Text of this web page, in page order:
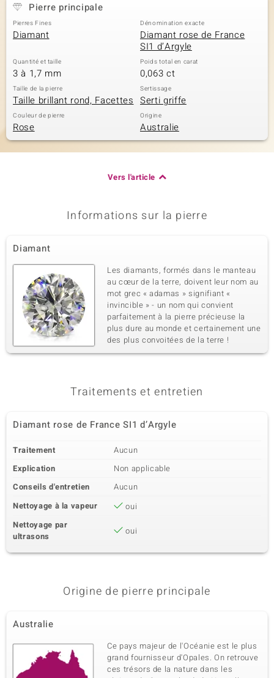
Pierre principale
Pierres Fines
Diamant
Dénomination exacte
Diamant rose de France
SI1 d’Argyle
Quantité et taille
3 à 1,7 mm
Poids total en carat
0,063 ct
Taille de la pierre
Taille brillant rond, Facettes
Sertissage
Serti griffe
Couleur de pierre
Rose
Origine
Australie
Vers l'article
Informations sur la pierre
Diamant
Les diamants, formés dans le manteau
au cœur de la terre, doivent leur nom au
mot grec « adamas » signifiant «
invincible » - un nom qui convient
parfaitement à la pierre précieuse la
plus dure au monde et certainement une
des plus convoitées de la terre !
Traitements et entretien
Diamant rose de France SI1 d’Argyle
Traitement
Aucun
Explication
Non applicable
Conseils d'entretien
Aucun
Nettoyage à la vapeur
oui
Nettoyage par
ultrasons
oui
Origine de pierre principale
Australie
Ce pays majeur de l'Océanie est le plus
grand fournisseur d'Opales. On retrouve
ces trésors de la nature dans les